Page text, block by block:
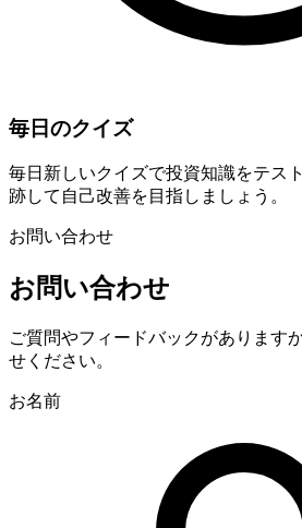
毎日のクイズ
毎日新しいクイズで投資知識をテス
跡して自己改善を目指しましょう。
お問い合わせ
お問い合わせ
ご質問やフィードバックがあります
せください。
お名前